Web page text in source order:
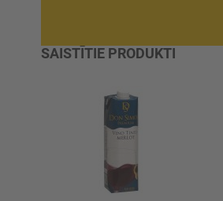
SAISTĪTIE PRODUKTI